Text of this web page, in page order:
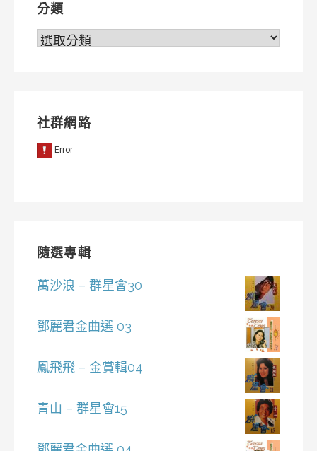
分類
分
社群網路
隨選專輯
萬沙浪 – 群星會30
鄧麗君金曲選 03
鳳飛飛 – 金賞輯04
青山 – 群星會15